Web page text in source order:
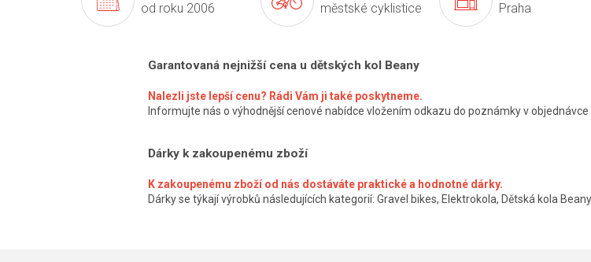
od roku 2006
městské cyklistice
Praha
Garantovaná nejnižší cena u dětských kol Beany
Nalezli jste lepší cenu? Rádi Vám ji také poskytneme.
Informujte nás o výhodnější cenové nabídce vložením odkazu do poznámky v
Dárky k zakoupenému zboží
K zakoupenému zboží od nás dostáváte praktické a hodnotné dárky.
Dárky se týkají výrobků následujících kategorií: Gravel bikes, Elektrokola, Dětská kola